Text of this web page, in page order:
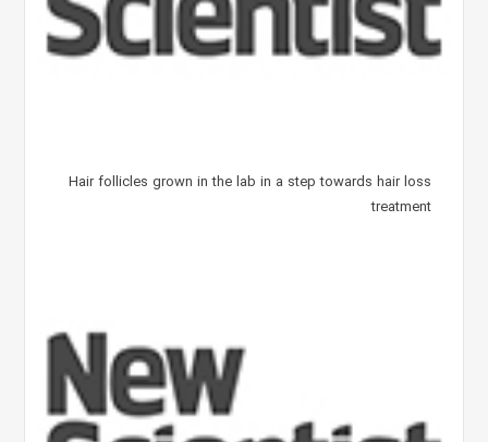
Hair follicles grown in the lab in a step towards hair loss
treatment